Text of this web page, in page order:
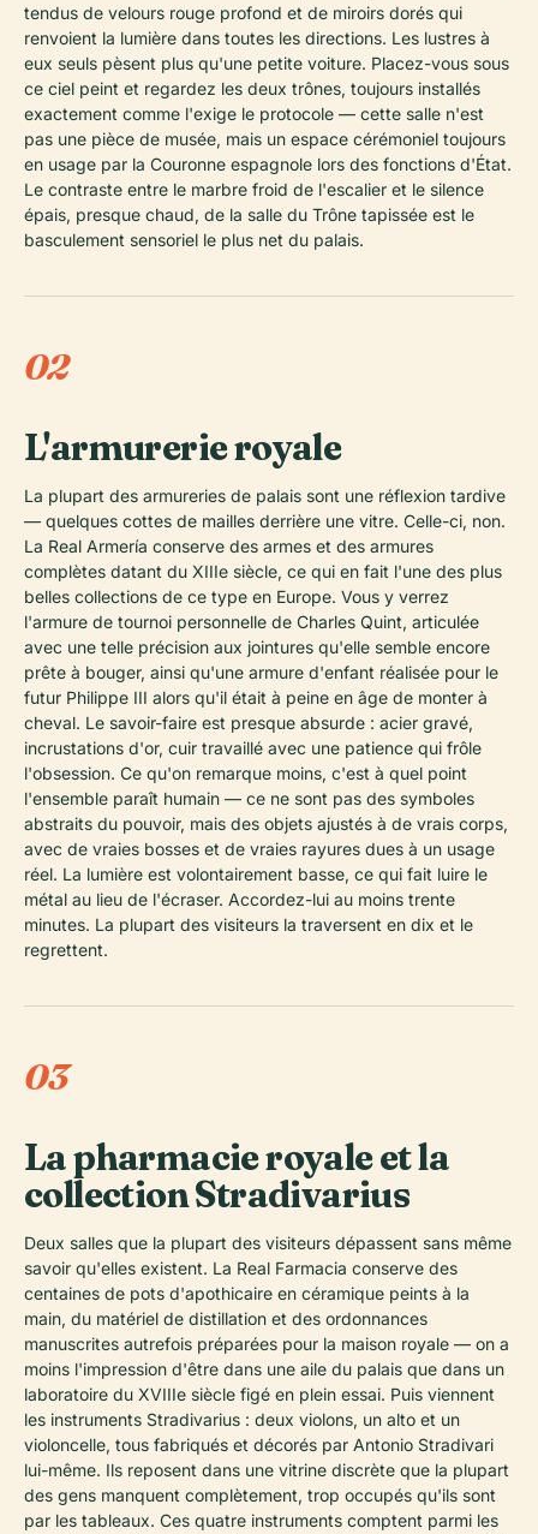
tendus de velours rouge profond et de miroirs dorés qui
renvoient la lumière dans toutes les directions. Les lustres à
eux seuls pèsent plus qu'une petite voiture. Placez-vous sous
ce ciel peint et regardez les deux trônes, toujours installés
exactement comme l'exige le protocole — cette salle n'est
pas une pièce de musée, mais un espace cérémoniel toujours
en usage par la Couronne espagnole lors des fonctions d'État.
Le contraste entre le marbre froid de l'escalier et le silence
épais, presque chaud, de la salle du Trône tapissée est le
basculement sensoriel le plus net du palais.
02
L'armurerie royale
La plupart des armureries de palais sont une réflexion tardive
— quelques cottes de mailles derrière une vitre. Celle-ci, non.
La Real Armería conserve des armes et des armures
complètes datant du XIIIe siècle, ce qui en fait l'une des plus
belles collections de ce type en Europe. Vous y verrez
l'armure de tournoi personnelle de Charles Quint, articulée
avec une telle précision aux jointures qu'elle semble encore
prête à bouger, ainsi qu'une armure d'enfant réalisée pour le
futur Philippe III alors qu'il était à peine en âge de monter à
cheval. Le savoir-faire est presque absurde : acier gravé,
incrustations d'or, cuir travaillé avec une patience qui frôle
l'obsession. Ce qu'on remarque moins, c'est à quel point
l'ensemble paraît humain — ce ne sont pas des symboles
abstraits du pouvoir, mais des objets ajustés à de vrais corps,
avec de vraies bosses et de vraies rayures dues à un usage
réel. La lumière est volontairement basse, ce qui fait luire le
métal au lieu de l'écraser. Accordez-lui au moins trente
minutes. La plupart des visiteurs la traversent en dix et le
regrettent.
03
La pharmacie royale et la
collection Stradivarius
Deux salles que la plupart des visiteurs dépassent sans même
savoir qu'elles existent. La Real Farmacia conserve des
centaines de pots d'apothicaire en céramique peints à la
main, du matériel de distillation et des ordonnances
manuscrites autrefois préparées pour la maison royale — on a
moins l'impression d'être dans une aile du palais que dans un
laboratoire du XVIIIe siècle figé en plein essai. Puis viennent
les instruments Stradivarius : deux violons, un alto et un
violoncelle, tous fabriqués et décorés par Antonio Stradivari
lui-même. Ils reposent dans une vitrine discrète que la plupart
des gens manquent complètement, trop occupés qu'ils sont
par les tableaux. Ces quatre instruments comptent parmi les